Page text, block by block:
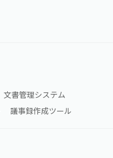
文書管理システム
議事録作成ツール